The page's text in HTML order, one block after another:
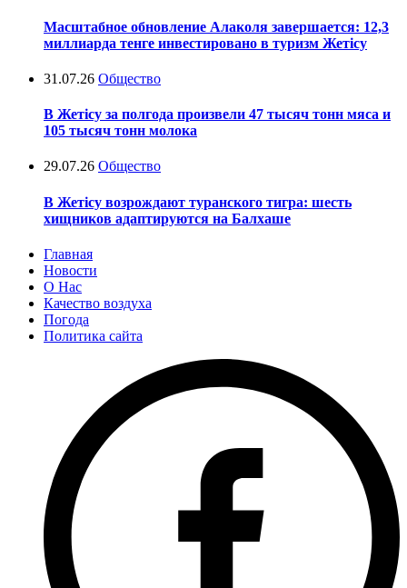
Масштабное обновление Алаколя завершается: 12,3
миллиарда тенге инвестировано в туризм Жетісу
31.07.26 Общество
В Жетісу за полгода произвели 47 тысяч тонн мяса и
105 тысяч тонн молока
29.07.26 Общество
В Жетісу возрождают туранского тигра: шесть
хищников адаптируются на Балхаше
Главная
Новости
О Нас
Качество воздуха
Погода
Политика сайта